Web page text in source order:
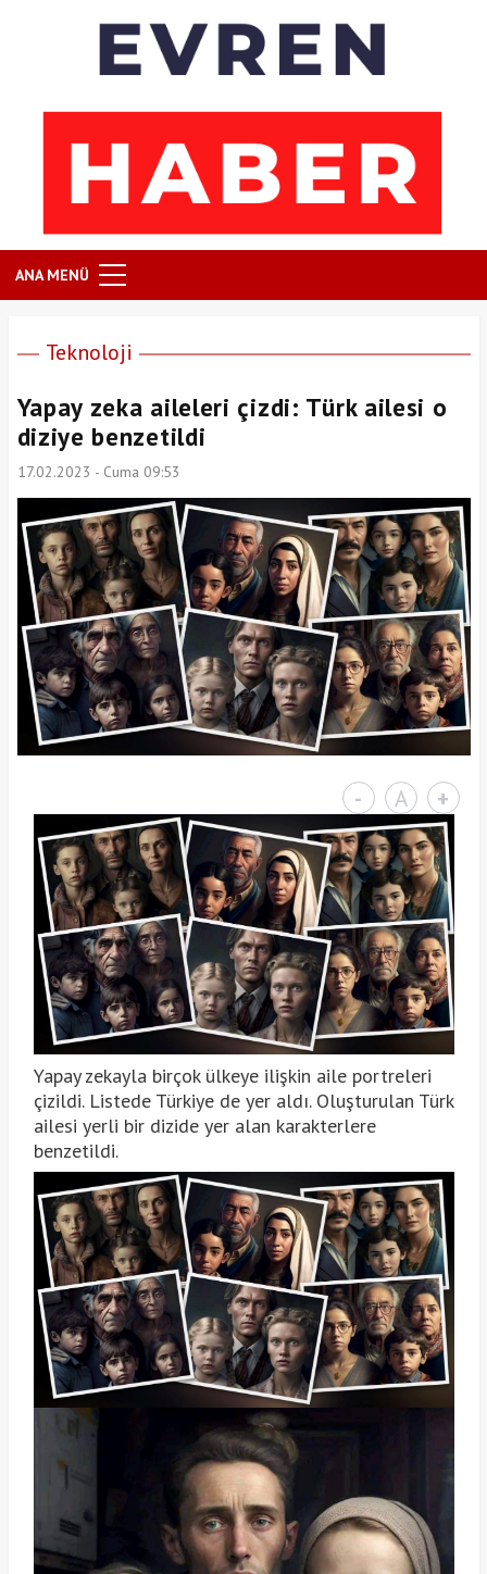
ANA MENÜ
Teknoloji
Yapay zeka aileleri çizdi: Türk ailesi o
diziye benzetildi
17.02.2023 - Cuma 09:53
- A +
Yapay zekayla birçok ülkeye ilişkin aile portreleri
çizildi. Listede Türkiye de yer aldı. Oluşturulan Türk
ailesi yerli bir dizide yer alan karakterlere
benzetildi.